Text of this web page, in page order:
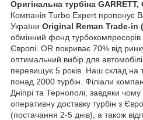
Оригінальна турбіна
Компанія Turbo Expert пропонує
України Original Reman Trade-in
обмінний фонд турбокомпресорів
Європі. OR покриває 70% від
оптимальний вибір для
перевищує 5 років. Наш склад на
понад 2000 турбін. Філіали
Дніпрі та Тернополі, завдяки
оперативну доставку турбін з
(постачання 2-5 днів), а також